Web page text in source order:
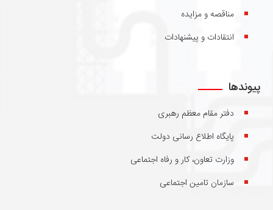
مناقصه و مزایده
انتقادات و پیشنهادات
پیوندها
دفتر مقام معظم رهبری
پایگاه اطلاع رسانی دولت
وزارت تعاون، کار و رفاه اجتماعی
سازمان تامین اجتماعی